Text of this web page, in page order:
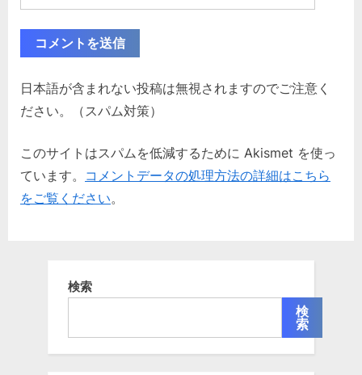
日本語が含まれない投稿は無視されますのでご注意く
ださい。（スパム対策）
このサイトはスパムを低減するために Akismet を使っ
ています。 コメントデータの処理方法の詳細はこちら
をご覧ください。
検索
検
索